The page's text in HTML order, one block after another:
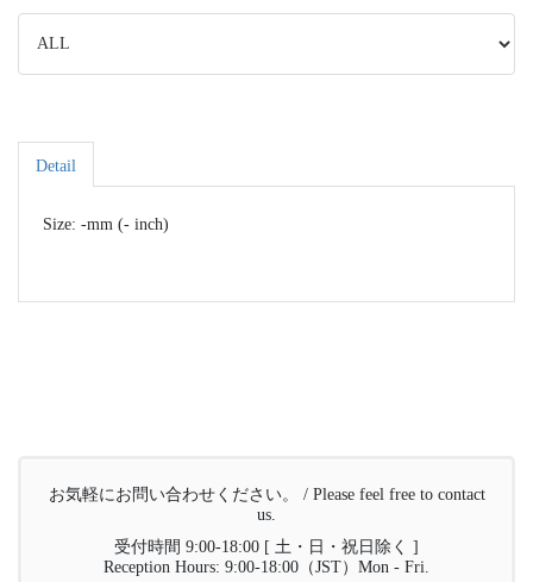
Detail
Size: -mm (- inch)
お気軽にお問い合わせください。 / Please feel free to contact
us.
受付時間 9:00-18:00 [ 土・日・祝日除く ]
Reception Hours: 9:00-18:00（JST）Mon - Fri.